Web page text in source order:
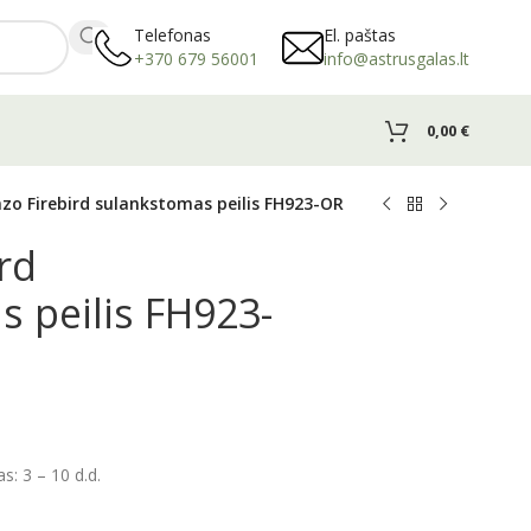
Telefonas
+370 679 56001
El. paštas
info@astrusgalas.lt
0,00 €
Firebird sulankstomas peilis FH923-OR
peilis FH923-
3 – 10 d.d.